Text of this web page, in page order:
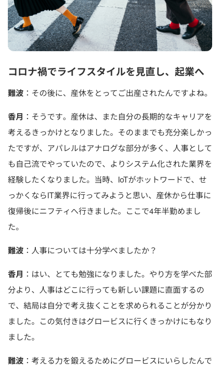
コロナ禍でライフスタイルを見直し、起業へ
難波 ：その後に、産休をとってご出産されたんですよね。
香月 ：そうです。産休は、また自分の長期的なキャリアを
考えるきっかけとなりました。そのままでも充分楽しかっ
たですが、アパレルはアナログな部分が多く、人事として
も自己流でやっていたので、よりシステム化された業界を
経験したくなりました。当時、IoTがホットワードで、せ
っかくならIT業界に行ってみようと思い、産休から仕事に
復帰後にニフティへ行きました。ここで4年半勤めまし
た。
難波 ：人事については十分学べましたか？
香月 ：はい、とても勉強になりました。やり方を学べた部
分より、人事はどこに行っても新しい課題に直面するの
で、結局は自分で考え抜くことを求められることが分かり
ました。この気付きはグロービスに行くきっかけにもなり
ました。
難波 ：考える力を鍛えるためにグロービスにいらしたんで